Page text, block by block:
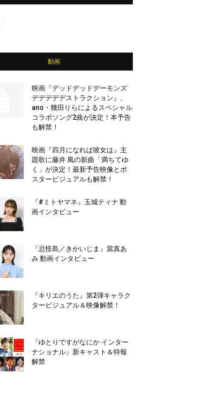
動画
映画『デッドデッドデーモンズ
デデデデデストラクション』、
ano・幾田りらによるスペシャル
コラボソング2曲が決定！本予告
も解禁！
映画『四月になれば彼女は』主
題歌に藤井 風の新曲「満ちてゆ
く」が決定！最新予告映像とポ
スタービジュアルも解禁！
『#ミトヤマネ』玉城ティナ 動
画インタビュー
『忌怪島／きかいじま』當真あ
み 動画インタビュー
『キリエのうた』第2弾キャラク
タービジュアル＆映像解禁！
『ゆとりですがなにか インター
ナショナル』新キャスト＆特報
解禁